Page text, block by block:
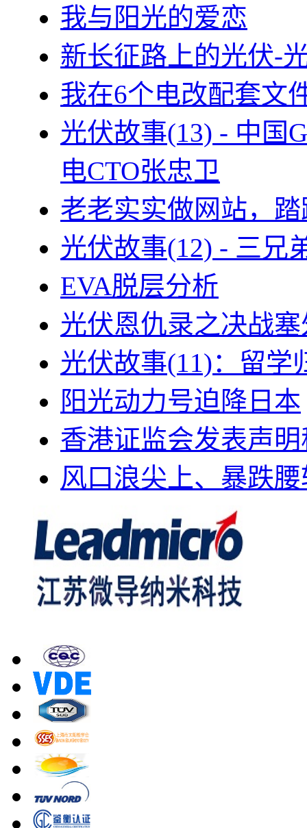
我与阳光的爱恋
新长征路上的光伏-
我在6个电改配套文
光伏故事(13) - 中国
电CTO张忠卫
老老实实做网站，
光伏故事(12) - 三兄
EVA脱层分析
光伏恩仇录之决战
光伏故事(11)：留学
阳光动力号迫降日本
香港证监会发表声
风口浪尖上、暴跌